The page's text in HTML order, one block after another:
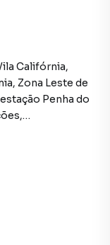
Califórnia,
Zona Leste de
Penha do
São 2
à sacada e
comodidade